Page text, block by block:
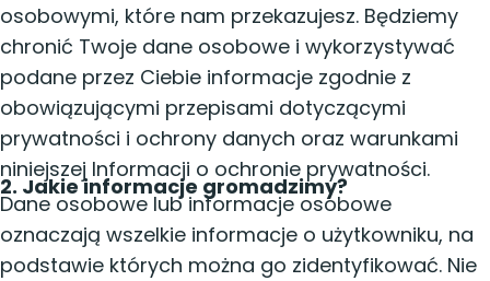
osobowymi, które nam przekazujesz. Będziemy
chronić Twoje dane osobowe i wykorzystywać
podane przez Ciebie informacje zgodnie z
obowiązującymi przepisami dotyczącymi
prywatności i ochrony danych oraz warunkami
niniejszej Informacji o ochronie prywatności.
2. Jakie informacje gromadzimy?
Dane osobowe lub informacje osobowe
oznaczają wszelkie informacje o użytkowniku, na
podstawie których można go zidentyfikować. Nie